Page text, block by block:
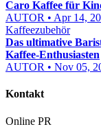
Caro Kaffee für
AUTOR • Apr 14,
Kaffeezubehör
Das ultimative
Kaffee-Enthusiasten
AUTOR • Nov 05,
Kontakt
Online PR